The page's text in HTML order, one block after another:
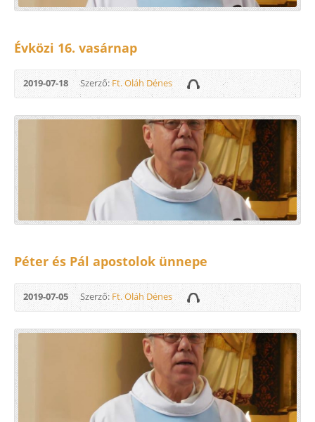
Évközi 16. vasárnap
2019-07-18 Szerző:Ft. Oláh Dénes
Péter és Pál apostolok ünnepe
2019-07-05 Szerző:Ft. Oláh Dénes